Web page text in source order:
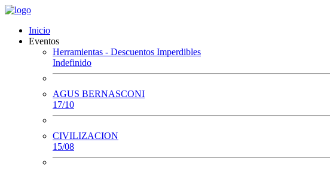
Inicio
Eventos
Herramientas - Descuentos Imperdibles
Indefinido
AGUS BERNASCONI
17/10
CIVILIZACION
15/08